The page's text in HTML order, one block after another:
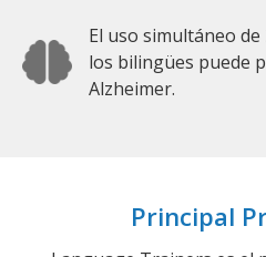
El uso simultáneo
los bilingües puede
Alzheimer.
Principal